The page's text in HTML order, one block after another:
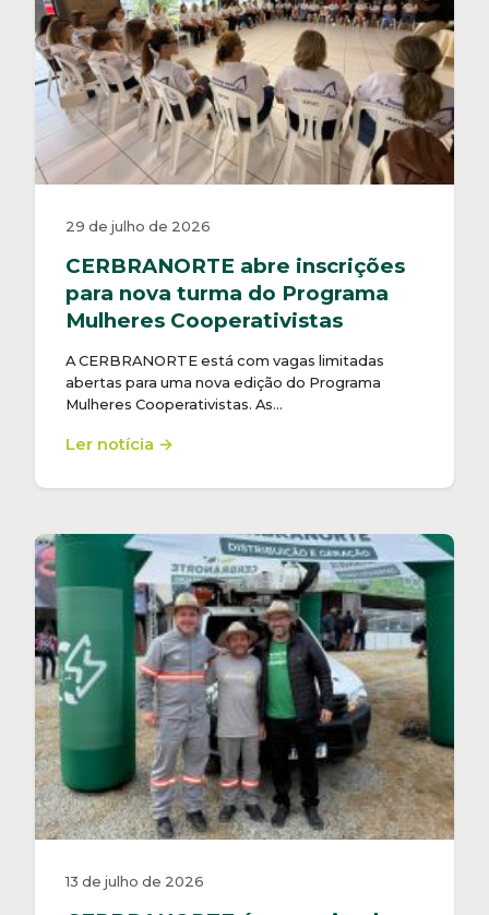
29 de julho de 2026
CERBRANORTE abre inscrições
para nova turma do Programa
Mulheres Cooperativistas
A CERBRANORTE está com vagas limitadas
abertas para uma nova edição do Programa
Mulheres Cooperativistas. As…
Ler notícia →
13 de julho de 2026